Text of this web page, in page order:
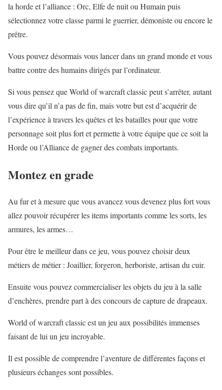
la horde et l’alliance : Orc, Elfe de nuit ou Humain puis
sélectionnez votre classe parmi le guerrier, démoniste ou encore le
prêtre.
Vous pouvez désormais vous lancer dans un grand monde et vous
battre contre des humains dirigés par l’ordinateur.
Si vous pensez que World of warcraft classic peut s’arrêter, autant
vous dire qu’il n’a pas de fin, mais votre but est d’acquérir de
l’expérience à travers les quêtes et les batailles pour que votre
personnage soit plus fort et permette à votre équipe que ce soit la
Horde ou l’Alliance de gagner des combats importants.
Montez en grade
Au fur et à mesure que vous avancez vous devenez plus fort vous
allez pouvoir récupérer les items importants comme les sorts, les
armures, les armes…
Pour être le meilleur dans ce jeu, vous pouvez choisir deux
métiers de métier : Joaillier, forgeron, herboriste, artisan du cuir.
Ensuite vous pouvez commercialiser les objets du jeu à la salle
d’enchères, prendre part à des concours de capture de drapeaux.
World of warcraft classic est un jeu aux possibilités immenses
faisant de lui un jeu incroyable.
Il est possible de comprendre l’aventure de différentes façons et
plusieurs échanges sont possibles.